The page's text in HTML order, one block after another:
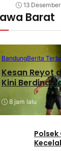
13
Barat
BandungBerita
Kesan Reyot
Kini
8 jam lalu
Polsek